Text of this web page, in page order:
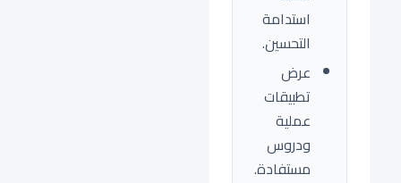
استدامة
التحسين.
عرض
تطبيقات
عملية
ودروس
مستفادة.